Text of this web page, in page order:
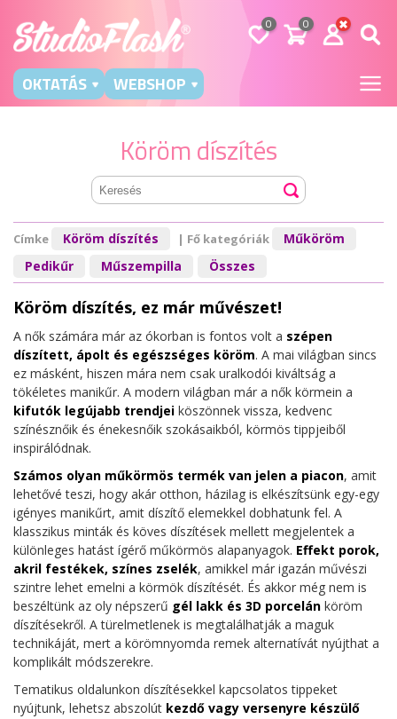
0 0
OKTATÁS WEBSHOP
Köröm díszítés
Címke Köröm díszítés | Fő kategóriák
Műköröm
Pedikűr
Műszempilla Összes
Köröm díszítés, ez már művészet!
A nők számára már az ókorban is fontos volt a szépen
díszített, ápolt és egészséges köröm. A mai világban sincs
ez másként, hiszen mára nem csak uralkodói kiváltság a
tökéletes manikűr. A modern világban már a nők körmein a
kifutók legújabb trendjei köszönnek vissza, kedvenc
színésznőik és énekesnőik szokásaikból, körmös tippjeiből
inspirálódnak.
Számos olyan műkörmös termék van jelen a piacon, amit
lehetővé teszi, hogy akár otthon, házilag is elkészítsünk egy-egy
igényes manikűrt, amit díszítő elemekkel dobhatunk fel. A
klasszikus minták és köves díszítések mellett megjelentek a
különleges hatást ígérő műkörmös alapanyagok. Effekt porok,
akril festékek, színes zselék, amikkel már igazán művészi
szintre lehet emelni a körmök díszítését. És akkor még nem is
beszéltünk az oly népszerű gél lakk és 3D porcelán köröm
díszítésekről. A türelmetlenek is megtalálhatják a maguk
technikáját, mert a körömnyomda remek alternatívát nyújthat a
komplikált módszerekre.
Tematikus oldalunkon díszítésekkel kapcsolatos tippeket
nyújtunk, lehetsz abszolút kezdő vagy versenyre készülő